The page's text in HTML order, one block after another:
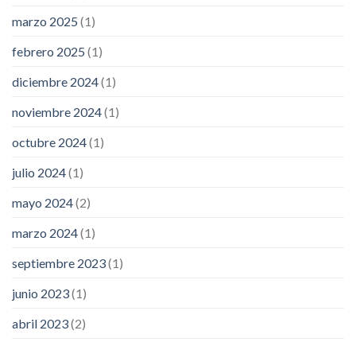
marzo 2025 (1)
febrero 2025 (1)
diciembre 2024(1)
noviembre 2024(1)
octubre 2024(1)
julio 2024(1)
mayo 2024(2)
marzo 2024(1)
septiembre 2023(1)
junio 2023(1)
abril 2023(2)